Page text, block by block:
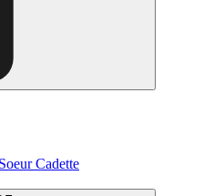
Cadette